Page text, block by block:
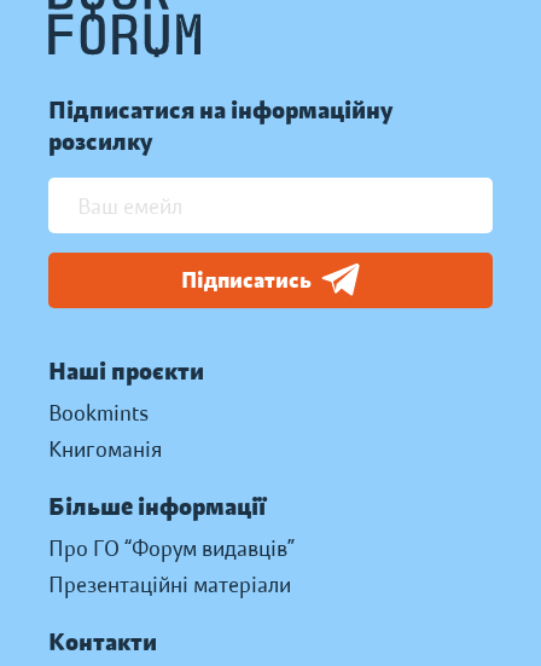
Підписатися на інформаційну
розсилку
Підписатись
Наші проєкти
Bookmints
Книгоманія
Більше інформації
Про ГО “Форум видавців”
Презентаційні матеріали
Контакти